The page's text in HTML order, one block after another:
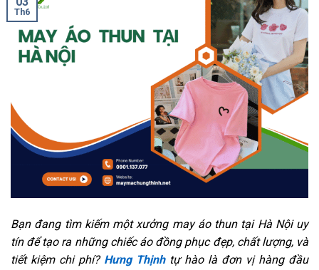
Th6
Bạn đang tìm kiếm một xưởng may áo thun tại Hà Nội uy
tín để tạo ra những chiếc áo đồng phục đẹp, chất lượng, và
tiết kiệm chi phí? Hưng Thịnhtự hào là đơn vị hàng đầu